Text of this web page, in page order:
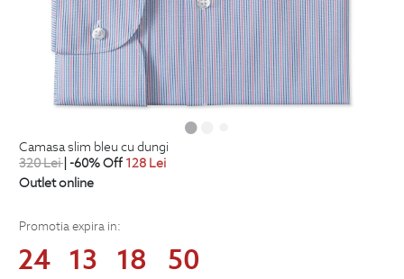
camasa slim bleu cu dungi
320Lei| -60% Off 128 Lei
Outlet online
Promotia expira in:
24 13 18 49